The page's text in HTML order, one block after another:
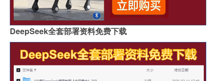
DeepSeek全套部署资料免费下载